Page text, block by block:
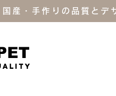
国産・手作りの品質と